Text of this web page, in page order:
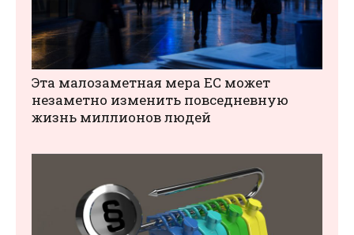
Эта малозаметная мера ЕС может
незаметно изменить повседневную
жизнь миллионов людей